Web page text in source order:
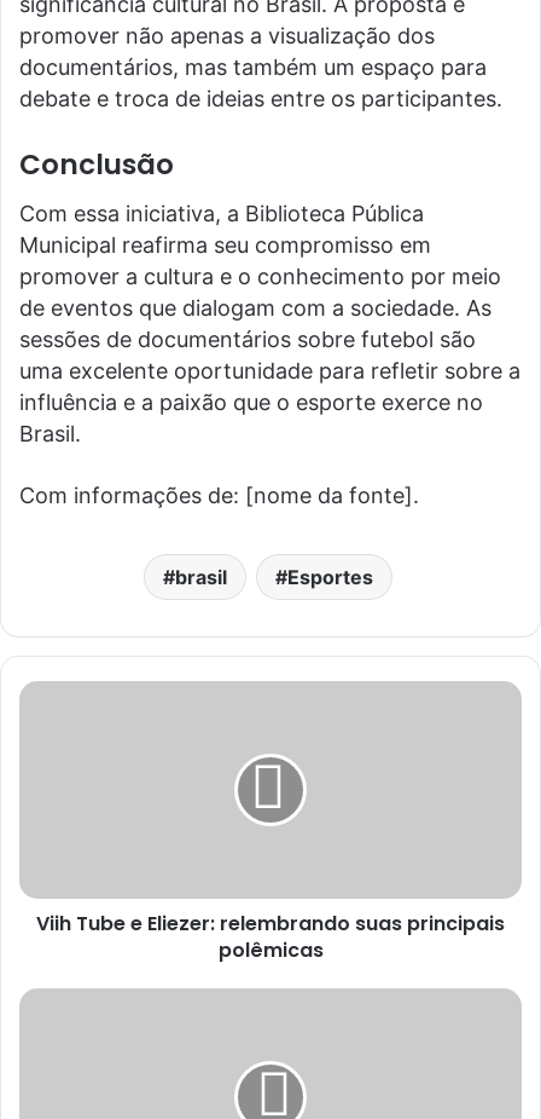
promover não apenas a visualização dos
documentários, mas também um espaço para
debate e troca de ideias entre os participantes.
Conclusão
Com essa iniciativa, a Biblioteca Pública
Municipal reafirma seu compromisso em
promover a cultura e o conhecimento por meio
de eventos que dialogam com a sociedade. As
sessões de documentários sobre futebol são
uma excelente oportunidade para refletir sobre a
influência e a paixão que o esporte exerce no
Brasil.
Com informações de: [nome da fonte].
brasil Esportes
Viih Tube e Eliezer: relembrando suas principais
polêmicas